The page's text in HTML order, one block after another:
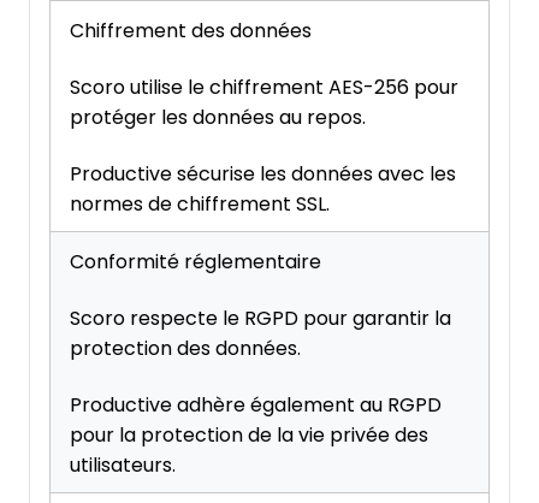
Chiffrement des données
Scoro utilise le chiffrement AES-256 pour
protéger les données au repos.
Productive sécurise les données avec les
normes de chiffrement SSL.
Conformité réglementaire
Scoro respecte le RGPD pour garantir la
protection des données.
Productive adhère également au RGPD
pour la protection de la vie privée des
utilisateurs.